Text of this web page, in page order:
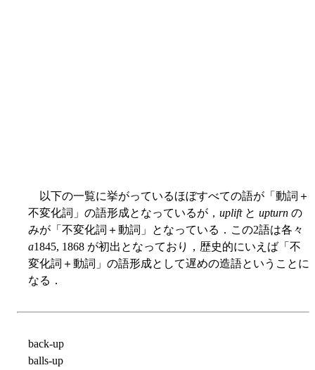
以下の一覧に挙がっているほぼすべての語が「動詞＋
不変化詞」の語形成となっているが， upliftと upturn の
みが「不変化詞＋動詞」となっている．この2語は各々
a1845, 1868 が初出となっており，歴史的にいえば「不
変化詞＋動詞」の語形成として遅めの造語ということに
なる．
back-up
balls-up